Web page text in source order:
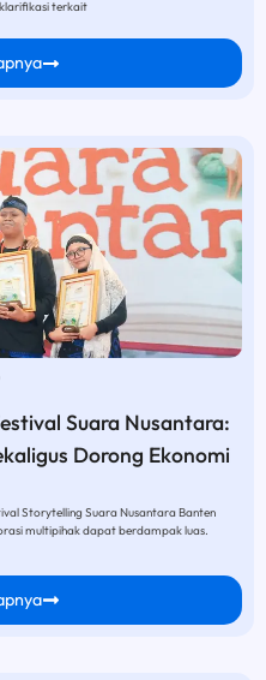
terkait
Suara Nusantara:
Dorong Ekonomi
Storytelling Suara Nusantara Banten
multipihak dapat berdampak luas.